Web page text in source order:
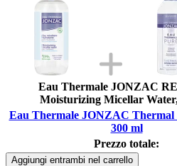
Eau Thermale JONZAC
Moisturizing Micellar
Eau Thermale JONZAC Thermal
300 ml
Prezzo totale:
Aggiungi entrambi nel carrello